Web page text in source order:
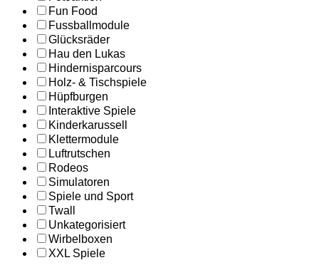
Fun Food
Fussballmodule
Glücksräder
Hau den Lukas
Hindernisparcours
Holz- & Tischspiele
Hüpfburgen
Interaktive Spiele
Kinderkarussell
Klettermodule
Luftrutschen
Rodeos
Simulatoren
Spiele und Sport
Twall
Unkategorisiert
Wirbelboxen
XXL Spiele